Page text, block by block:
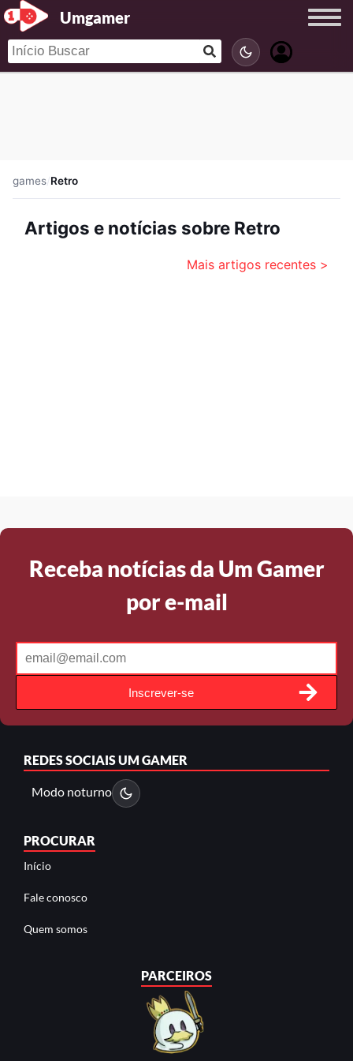
Umgamer
games/Retro
Artigos e notícias sobre Retro
Mais artigos recentes >
Receba notícias da Um Gamer
por e-mail
Inscrever-se
REDES SOCIAISUM GAMER
Modo noturno
PROCURAR
Início
Fale conosco
Quem somos
PARCEIROS